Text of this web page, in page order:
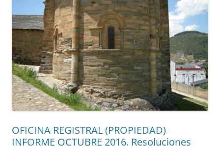
OFICINA REGISTRAL (PROPIEDAD)
INFORME OCTUBRE 2016. Resoluciones